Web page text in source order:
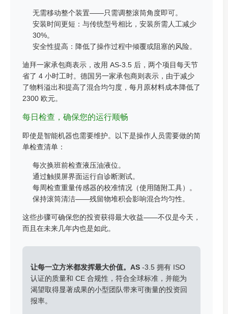
无需移动整个装置——只需调整滚筒角度即可。
安装时间更短：与传统型号相比，安装所需人工减少
30%。
安全性提高：降低了操作过程中倾覆或阻塞的风险。
迪拜一家承包商表示，改用 AS-3.5 后，两个项目每天节
省了 4 小时工时。德国另一家承包商则表示，由于减少
了物料溢出和提高了混合均匀度，每月原材料成本降低了
2300 欧元。
每日检查，确保您的运行顺畅
即使是智能机器也需要维护。以下是操作人员需要做的简
单检查清单：
每次换班前检查液压油液位。
通过触摸屏界面运行自诊断测试。
每周检查重量传感器的校准情况（使用随附工具）。
保持滚筒清洁——残留物堆积会影响混合均匀性。
这些步骤可确保您的投资获得最大收益——不仅是今天，
而且在未来几年内也是如此。
让每一立方米都发挥最大价值。AS -3.5 拥有 ISO
认证的质量和 CE 合规性，符合全球标准，并能为
渴望取得显著成果的小型团队带来可衡量的投资回
报率。